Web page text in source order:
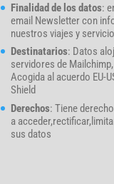
Finalidad de los datos:
email Newsletter con
nuestros viajes y
Destinatarios: Datos
servidores de
Acogida al acuerdo EU-
Shield
Derechos: Tiene
a
sus datos